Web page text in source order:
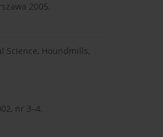
2005.
Science, Houndmills,
nr 3–4.